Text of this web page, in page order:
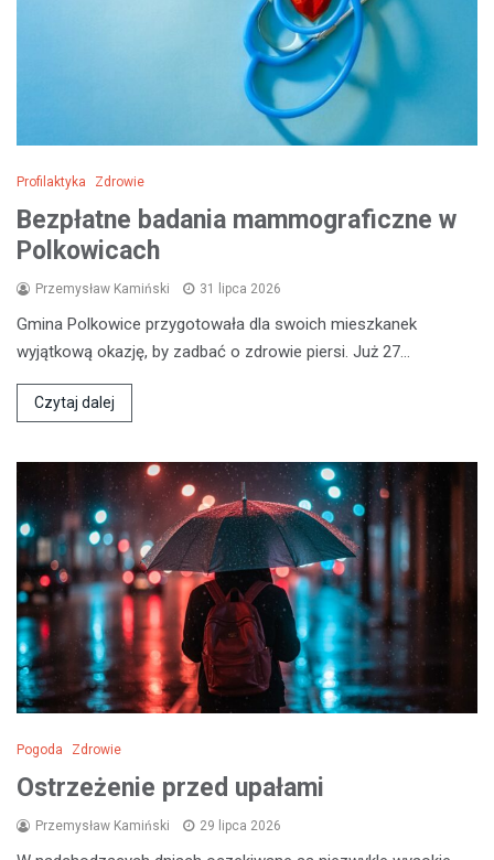
Profilaktyka Zdrowie
Bezpłatne badania mammograficzne w
Polkowicach
Przemysław Kamiński 31 lipca 2026
Gmina Polkowice przygotowała dla swoich mieszkanek
wyjątkową okazję, by zadbać o zdrowie piersi. Już 27…
Czytaj dalej
Pogoda Zdrowie
Ostrzeżenie przed upałami
Przemysław Kamiński 29 lipca 2026